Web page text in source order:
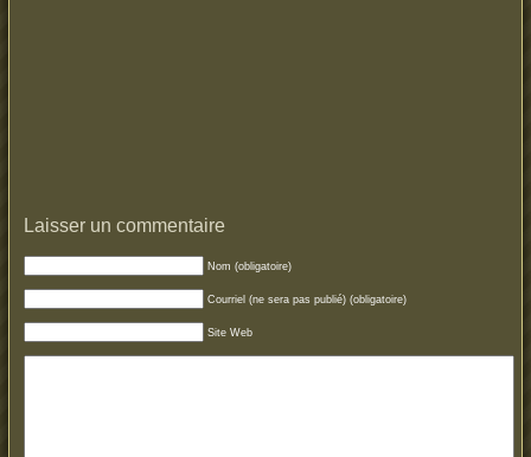
Laisser un commentaire
Nom (obligatoire)
Courriel (ne sera pas publié) (obligatoire)
Site Web